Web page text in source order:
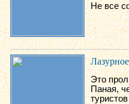
Не все
Это
Паная,